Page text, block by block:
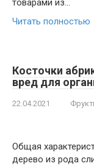
товарами из…
Читать полностью
Косточки
вред для
22.04.2021
Общая
дерево из рода